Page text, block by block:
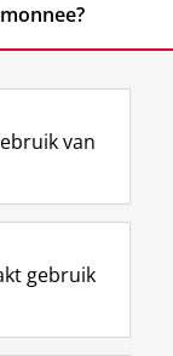
I
n
t
Y
o
T
van
gebruik